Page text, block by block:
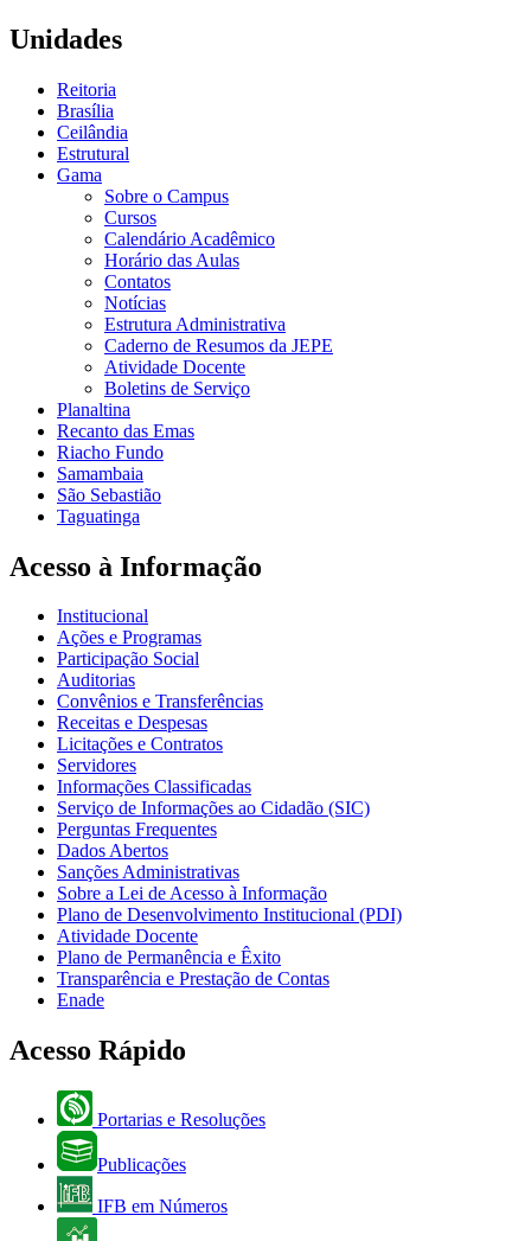
Unidades
Reitoria
Brasília
Ceilândia
Estrutural
Gama
Sobre o Campus
Cursos
Calendário Acadêmico
Horário das Aulas
Contatos
Notícias
Estrutura Administrativa
Caderno de Resumos da JEPE
Atividade Docente
Boletins de Serviço
Planaltina
Recanto das Emas
Riacho Fundo
Samambaia
São Sebastião
Taguatinga
Acesso à Informação
Institucional
Ações e Programas
Participação Social
Auditorias
Convênios e Transferências
Receitas e Despesas
Licitações e Contratos
Servidores
Informações Classificadas
Serviço de Informações ao Cidadão (SIC)
Perguntas Frequentes
Dados Abertos
Sanções Administrativas
Sobre a Lei de Acesso à Informação
Plano de Desenvolvimento Institucional (PDI)
Atividade Docente
Plano de Permanência e Êxito
Transparência e Prestação de Contas
Enade
Acesso Rápido
Portarias e Resoluções
Publicações
IFB em Números